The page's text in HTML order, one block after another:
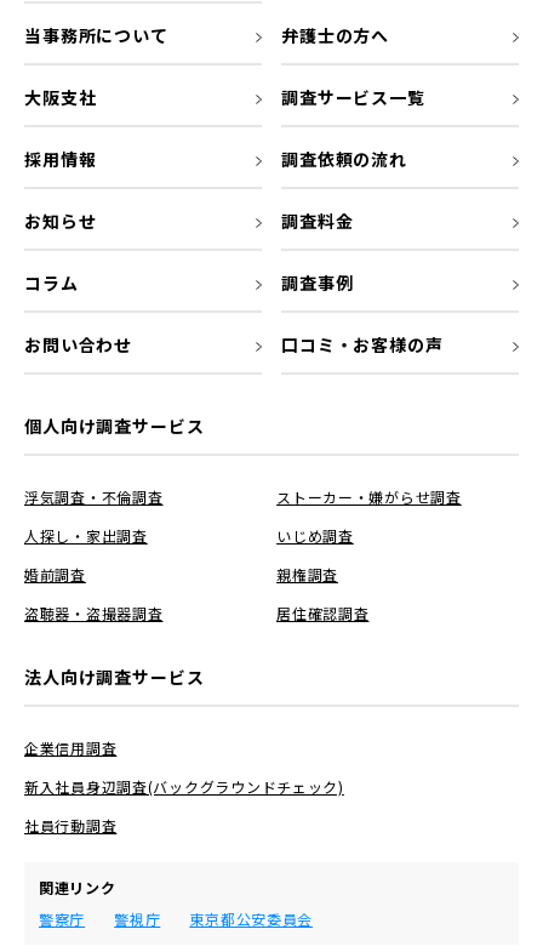
当事務所について 弁護士の方へ
大阪支社 調査サービス一覧
採用情報 調査依頼の流れ
お知らせ 調査料金
コラム 調査事例
お問い合わせ 口コミ・お客様の声
個人向け調査サービス
浮気調査・不倫調査
ストーカー・嫌がらせ調査
人探し・家出調査
いじめ調査
婚前調査
親権調査
盗聴器・盗撮器調査
居住確認調査
法人向け調査サービス
企業信用調査
新入社員身辺調査(バックグラウンドチェック)
社員行動調査
関連リンク
警察庁
警視庁 東京都公安委員会